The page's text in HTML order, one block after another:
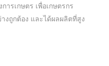
รเกษตร เพื่อเกษตรกร
งถูกต้อง และได้ผลผลิตที่สูง